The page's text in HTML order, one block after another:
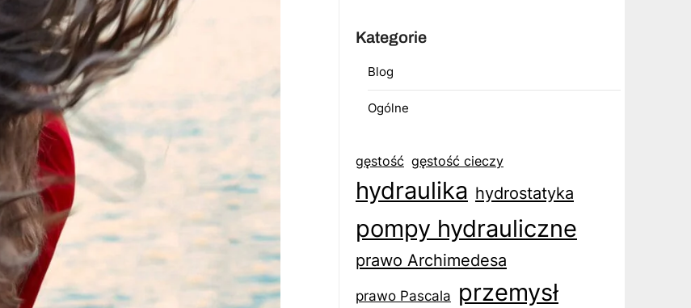
Kategorie
Blog
Ogólne
gęstość gęstość cieczy
hydraulika hydrostatyka
pompy hydrauliczne
prawo Archimedesa
prawo Pascala przemysł